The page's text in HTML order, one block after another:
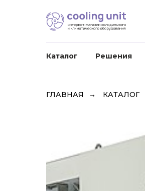
Каталог Решения
ГЛАВНАЯ → КАТАЛОГ